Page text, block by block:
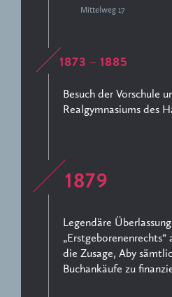
Mittelweg 17
1873 – 1885
Besuch der Vorschule
Realgymnasiums des
1879
Legendäre
die Zusage, Aby
Buchankäufe zu